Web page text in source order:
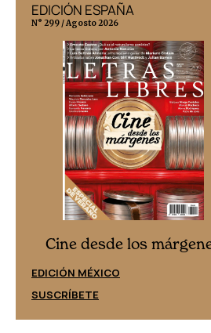
EDICIÓN ESPAÑA
N° 299 / Agosto 2026
Cine desde los
EDICIÓN MÉXICO
SUSCRÍBETE